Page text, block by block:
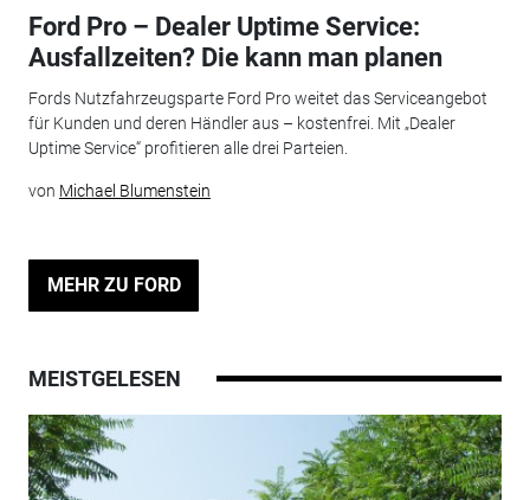
Ford Pro – Dealer Uptime Service:
Ausfallzeiten? Die kann man planen
Fords Nutzfahrzeugsparte Ford Pro weitet das Serviceangebot
für Kunden und deren Händler aus – kostenfrei. Mit „Dealer
Uptime Service“ profitieren alle drei Parteien.
von Michael Blumenstein
MEHR ZU FORD
MEISTGELESEN